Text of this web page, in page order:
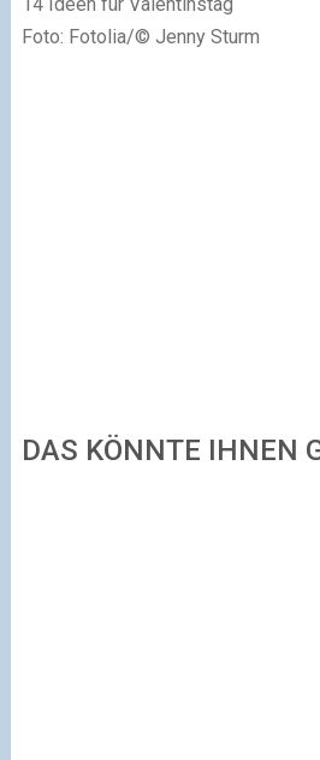
Foto: Fotolia/© Jenny Sturm
DAS KÖNNTE IHNEN